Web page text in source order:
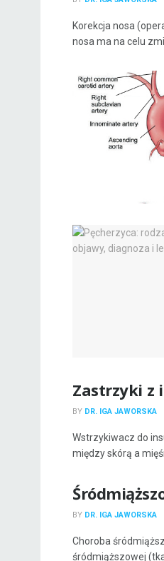
Korekcja nosa
nosa ma na celu
Zastrzyki z
BY DR. IGA JAWORSKA
Wstrzykiwacz do
między skórą a
BY DR. IGA JAWORSKA
Choroba
śródmiąższowej